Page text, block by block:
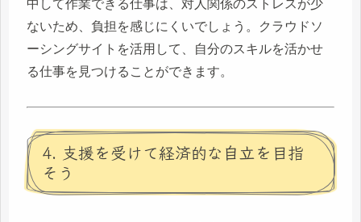
中して作業できる仕事は、対人関係のストレスが少
ないため、負担を感じにくいでしょう。クラウドソ
ーシングサイトを活用して、自分のスキルを活かせ
る仕事を見つけることができます。
4. 支援を受けて経済的な自立を目指
そう